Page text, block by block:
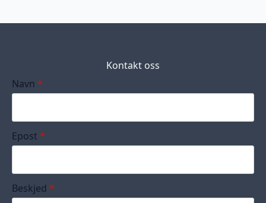
Kontakt oss
Navn *
Epost *
Beskjed *